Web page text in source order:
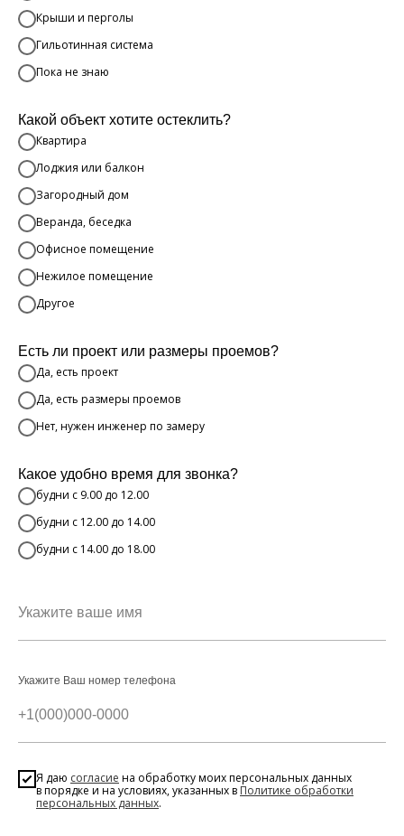
Крыши и перголы
Гильотинная система
Пока не знаю
Какой объект хотите остеклить?
Квартира
Лоджия или балкон
Загородный дом
Веранда, беседка
Офисное помещение
Нежилое помещение
Другое
Есть ли проект или размеры проемов?
Да, есть проект
Да, есть размеры проемов
Нет, нужен инженер по замеру
Какое удобно время для звонка?
будни с 9.00 до 12.00
будни с 12.00 до 14.00
будни с 14.00 до 18.00
Укажите Ваш номер телефона
Я даю согласие на обработку моих персональных данных
в порядке и на условиях, указанных в Политике обработки
персональных данных.